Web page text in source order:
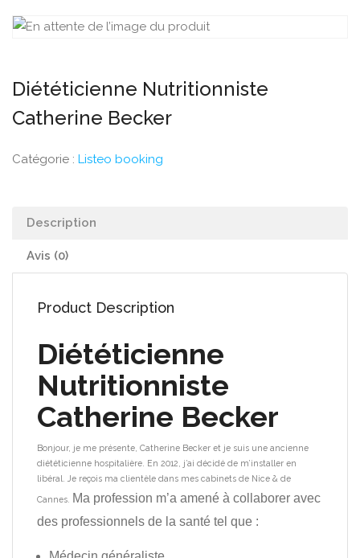
Diététicienne Nutritionniste
Catherine Becker
Catégorie : Listeo booking
Description
Avis (0)
Product Description
Diététicienne
Nutritionniste
Catherine Becker
Bonjour, je me présente, Catherine Becker et je suis une ancienne
diététicienne hospitalière. En 2012, j’ai décidé de m’installer en
libéral.
Je reçois ma clientèle dans mes cabinets de Nice & de
Cannes.
Ma profession m’a amené à collaborer avec
des professionnels de la santé tel que :